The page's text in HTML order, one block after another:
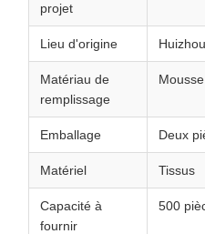
projet
Lieu d'origine
Matériau de
remplissage
Emballage Deux
Matériel Tissus
Capacité à
fournir
500